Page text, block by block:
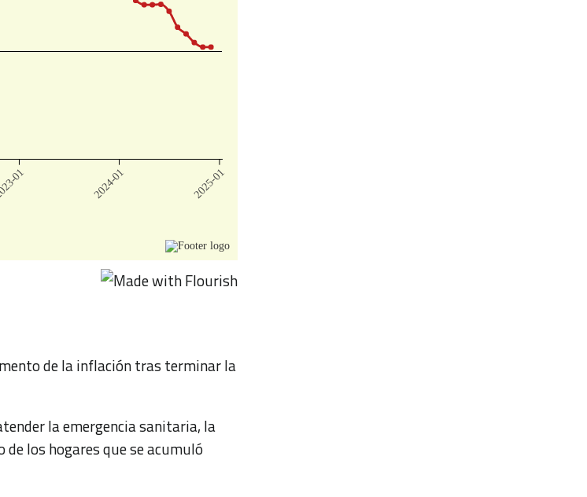
de la inflación tras terminar la
la emergencia sanitaria, la
los hogares que se acumuló